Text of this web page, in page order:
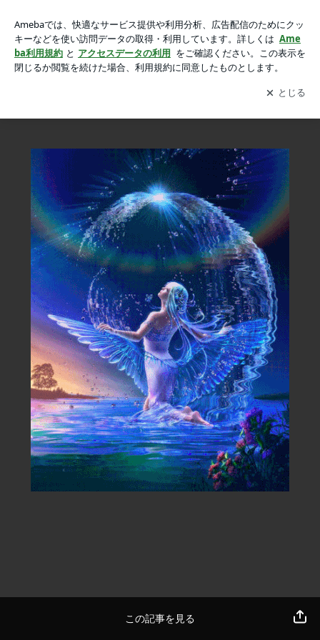
夜明け♪の画像 13枚中13枚目
2月5日みずがめ座の新月☆ アクエリアス新たなフェーズへの夜明け♪
この記事を見る